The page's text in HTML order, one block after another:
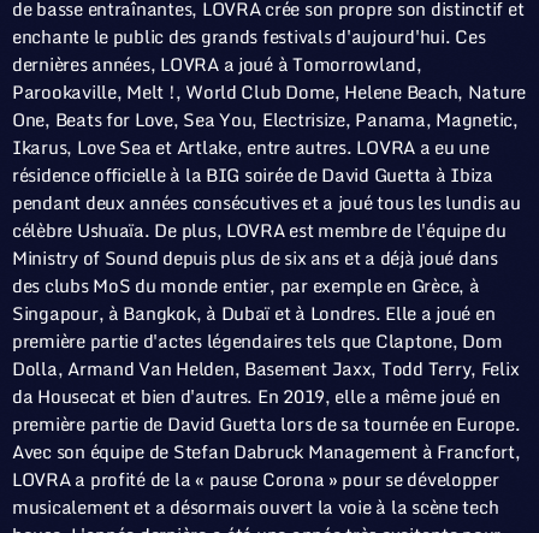
de basse entraînantes, LOVRA crée son propre son distinctif et
enchante le public des grands festivals d'aujourd'hui. Ces
dernières années, LOVRA a joué à Tomorrowland,
Parookaville, Melt !, World Club Dome, Helene Beach, Nature
One, Beats for Love, Sea You, Electrisize, Panama, Magnetic,
Ikarus, Love Sea et Artlake, entre autres. LOVRA a eu une
résidence officielle à la BIG soirée de David Guetta à Ibiza
pendant deux années consécutives et a joué tous les lundis au
célèbre Ushuaïa. De plus, LOVRA est membre de l'équipe du
Ministry of Sound depuis plus de six ans et a déjà joué dans
des clubs MoS du monde entier, par exemple en Grèce, à
Singapour, à Bangkok, à Dubaï et à Londres. Elle a joué en
première partie d'actes légendaires tels que Claptone, Dom
Dolla, Armand Van Helden, Basement Jaxx, Todd Terry, Felix
da Housecat et bien d'autres. En 2019, elle a même joué en
première partie de David Guetta lors de sa tournée en Europe.
Avec son équipe de Stefan Dabruck Management à Francfort,
LOVRA a profité de la « pause Corona » pour se développer
musicalement et a désormais ouvert la voie à la scène tech